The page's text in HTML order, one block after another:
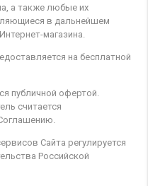
а также любые их
в дальнейшем
магазина.
на бесплатной
публичной офертой.
считается
Сайта регулируется
Российской